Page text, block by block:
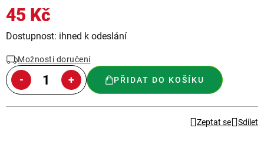
45 Kč
Měrná
Dostupnost: ihned k odeslání
Možnosti doručení
PŘIDAT DO KOŠÍKU
Zeptat se Sdílet